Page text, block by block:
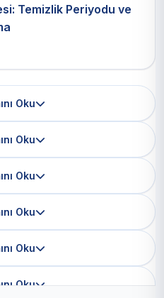
Temizlik Periyodu ve
Oku
Oku
Oku
Oku
Oku
Oku